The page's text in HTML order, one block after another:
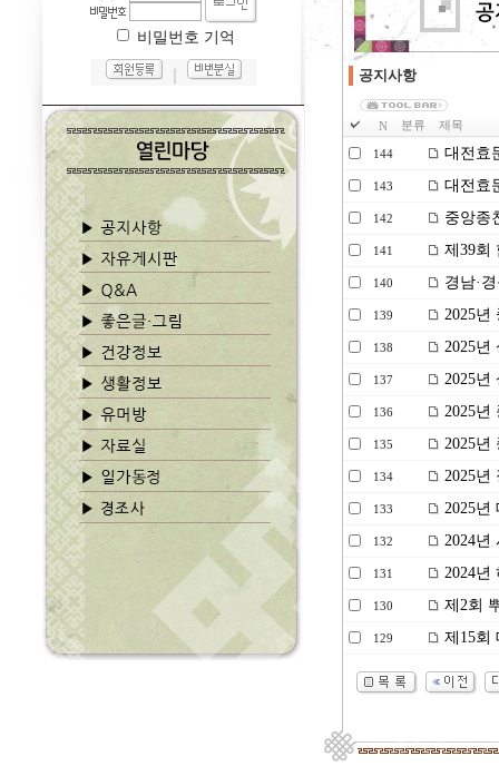
비밀번호 기억
공지사항
N 분류 제목
144 대전효
143 대전효
142 중앙종
141 제39회
140 경남·
139 2025년
138 2025년
137 2025년
136 2025년
135 2025년
134 2025년
133 2025년
132 2024년
131 2024년
130 제2회
129 제15회